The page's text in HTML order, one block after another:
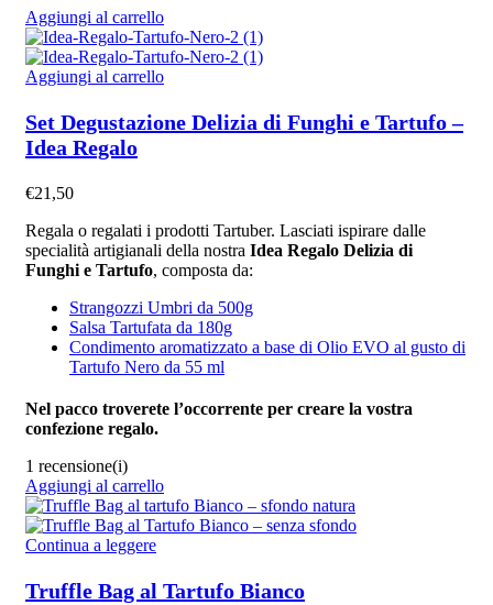
Aggiungi al carrello
Aggiungi al carrello
Set Degustazione Delizia di Funghi e Tartufo –
Idea Regalo
€21,50
Regala o regalati i prodotti Tartuber. Lasciati ispirare dalle
specialità artigianali della nostra Idea Regalo Delizia di
Funghi e Tartufo, composta da:
Strangozzi Umbri da 500g
Salsa Tartufata da 180g
Condimento aromatizzato a base di Olio EVO al gusto di
Tartufo Nero da 55 ml
Nel pacco troverete l’occorrente per creare la vostra
confezione regalo.
1 recensione(i)
Aggiungi al carrello
Continua a leggere
Truffle Bag al Tartufo Bianco